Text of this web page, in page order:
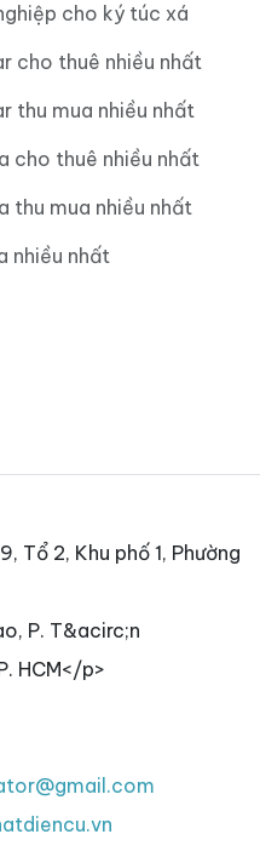
cho ký túc xá
cho thuê nhiều nhất
thu mua nhiều nhất
cho thuê nhiều nhất
thu mua nhiều nhất
nhiều nhất
Tổ 2, Khu phố 1, Phường
P. T&acirc;n
HCM</p>